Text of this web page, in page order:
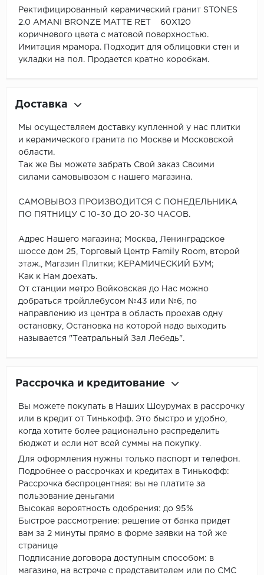
Ректифицированный керамический гранит STONES
2.0 AMANI BRONZE MATTE RET 60X120
коричневого цвета с матовой поверхностью.
Имитация мрамора. Подходит для облицовки стен и
укладки на пол. Продается кратно коробкам.
Доставка
Мы осуществляем доставку купленной у нас плитки
и керамического гранита по Москве и Московской
области.
Так же Вы можете забрать Свой заказ Своими
силами самовывозом с нашего магазина.
САМОВЫВОЗ ПРОИЗВОДИТСЯ С ПОНЕДЕЛЬНИКА
ПО ПЯТНИЦУ С 10-30 ДО 20-30 ЧАСОВ.
Адрес Нашего магазина; Москва, Ленинградское
шоссе дом 25, Торговый Центр Family Room, второй
этаж., Магазин Плитки; КЕРАМИЧЕСКИЙ БУМ;
Как к Нам доехать.
От станции метро Войковская до Нас можно
добраться тройллебусом №43 или №6, по
направлению из центра в область проехав одну
остановку, Остановка на которой надо выходить
называется "Театральный Зал Лебедь".
Рассрочка и кредитование
Вы можете покупать в Наших Шоурумах в рассрочку
или в кредит от Тинькофф. Это быстро и удобно,
когда хотите более рационально распределить
бюджет и если нет всей суммы на покупку.
Для оформления нужны только паспорт и телефон.
Подробнее о рассрочках и кредитах в Тинькофф:
Рассрочка беспроцентная: вы не платите за
пользование деньгами
Высокая вероятность одобрения: до 95%
Быстрое рассмотрение: решение от банка придет
вам за 2 минуты прямо в форме заявки на той же
странице
Подписание договора доступным способом: в
магазине, на встрече с представителем или по СМС